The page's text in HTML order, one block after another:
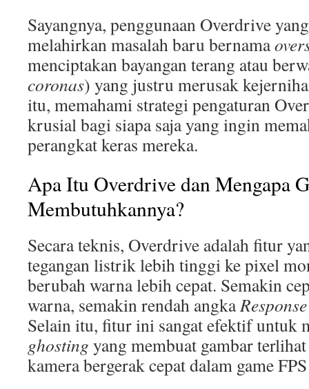
Sayangnya, penggunaan Overdrive
melahirkan masalah baru bernama
menciptakan bayangan terang atau
coronas) yang justru merusak
itu, memahami strategi pengaturan
krusial bagi siapa saja yang ingin
perangkat keras mereka.
Apa Itu Overdrive dan Mengapa
Membutuhkannya?
Secara teknis, Overdrive adalah fitur
tegangan listrik lebih tinggi ke pixel
berubah warna lebih cepat. Semakin
warna, semakin rendah angka
Selain itu, fitur ini sangat efektif untuk
ghosting yang membuat gambar
kamera bergerak cepat dalam game